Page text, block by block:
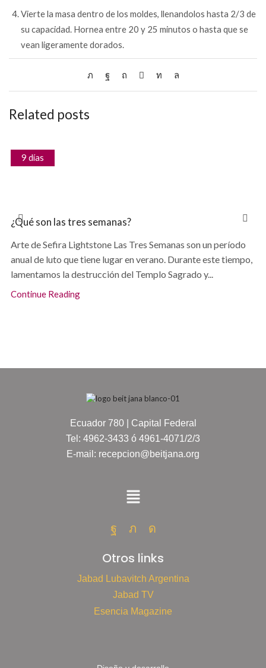
Vierte la masa dentro de los moldes, llenandolos hasta 2/3 de
su capacidad. Hornea entre 20 y 25 minutos o hasta que se
vean ligeramente dorados.
Related posts
9 días
¿Qué son las tres semanas?
Arte de Sefira Lightstone Las Tres Semanas son un período
anual de luto que tiene lugar en verano. Durante este tiempo,
lamentamos la destrucción del Templo Sagrado y...
Continue Reading
Ecuador 780 | Capital Federal
Tel: 4962-3433 ó 4961-4071/2/3
E-mail: recepcion@beitjana.org
Otros links
Jabad Lubavitch Argentina
Jabad TV
Esencia Magazine